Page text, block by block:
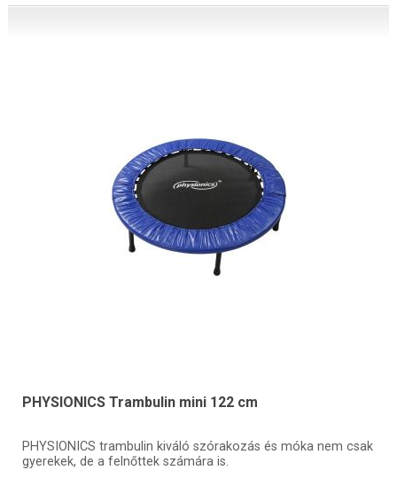
PHYSIONICS Trambulin mini 122 cm
PHYSIONICS trambulin kiváló szórakozás és móka nem csak
gyerekek, de a felnőttek számára is.